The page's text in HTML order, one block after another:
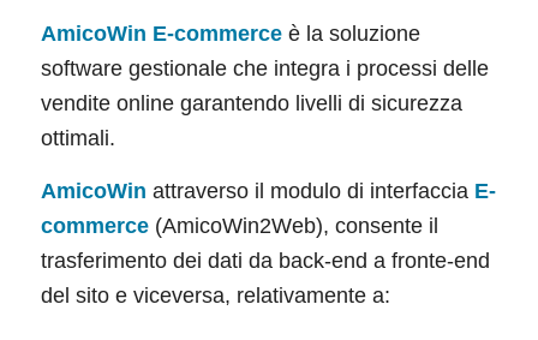
AmicoWin E-commerce è la soluzione
software gestionale che integra i processi delle
vendite online garantendo livelli di sicurezza
ottimali.
AmicoWin attraverso il modulo di interfaccia E-
commerce (AmicoWin2Web), consente il
trasferimento dei dati da back-end a fronte-end
del sito e viceversa, relativamente a: